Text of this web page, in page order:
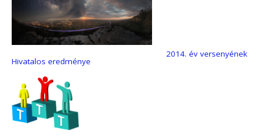
2014. év versenyének
Hivatalos eredménye